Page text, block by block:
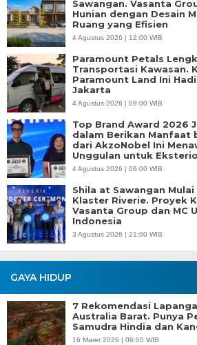
Sawangan. Vasanta
Hunian dengan Desain
Ruang yang Efisien
4 Agustus 2026 | 12:00 WIB
Paramount Petals
Transportasi Kawasan.
Paramount Land Ini
Jakarta
4 Agustus 2026 | 09:00 WIB
Top Brand Award 2026
dalam Berikan Manfaat
dari AkzoNobel Ini
Unggulan untuk
4 Agustus 2026 | 06:00 WIB
Shila at Sawangan Mulai
Klaster Riverie. Proyek
Vasanta Group dan MC
Indonesia
3 Agustus 2026 | 21:00 WIB
GAYA HIDUP
7 Rekomendasi
Australia Barat. Punya
Samudra Hindia dan
16 Maret 2026 | 06:00 WIB